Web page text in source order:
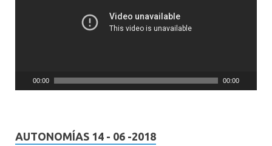
00:00 00:00
AUTONOMÍAS 14 - 06 -2018